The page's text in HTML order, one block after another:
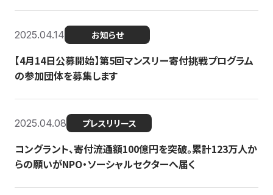
2025.04.14 お知らせ
【4月14日公募開始】第5回マンスリー寄付挑戦プログラム
の参加団体を募集します
2025.04.08 プレスリリース
コングラント、寄付流通額100億円を突破。累計123万人か
らの願いがNPO・ソーシャルセクターへ届く